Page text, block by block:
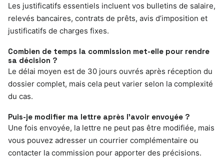
Les justificatifs essentiels incluent vos bulletins de salaire,
relevés bancaires, contrats de prêts, avis d’imposition et
justificatifs de charges fixes.
Combien de temps la commission met-elle pour rendre
sa décision ?
Le délai moyen est de 30 jours ouvrés après réception du
dossier complet, mais cela peut varier selon la complexité
du cas.
Puis-je modifier ma lettre après l’avoir envoyée ?
Une fois envoyée, la lettre ne peut pas être modifiée, mais
vous pouvez adresser un courrier complémentaire ou
contacter la commission pour apporter des précisions.